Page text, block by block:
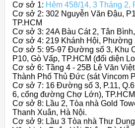
Cơ sở 1: Hẻm 458/14, 3 Tháng 2,
Cơ sở 2: 302 Nguyễn Văn Đậu,
TP.HCM
Cơ sở 3: 24A Bàu Cát 2, Tân
Cơ sở 4: 219 Khánh Hội, Phường
Cơ sở 5: 95-97 Đường số 3, Khu
P10, Gò Vấp, TP.HCM (đối diện
Cơ sở 6: Tầng 4 - 25B Lê Văn
Thành Phố Thủ Đức (sát Vincom
Cơ sở 7: 16 Đường số 3, P.11,
6, cổng đường Chợ Lớn), TP.HCM
Cơ sở 8: Lầu 2, Tòa nhà Gold
Thanh Xuân, Hà Nội.
Cơ sở 9: Lầu 3 Tòa nhà Thư